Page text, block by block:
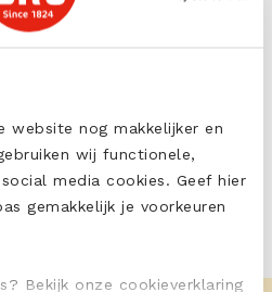
website nog makkelijker en
wij functionele,
media cookies. Geef hier
gemakkelijk je voorkeuren
Bekijk onze cookieverklaring